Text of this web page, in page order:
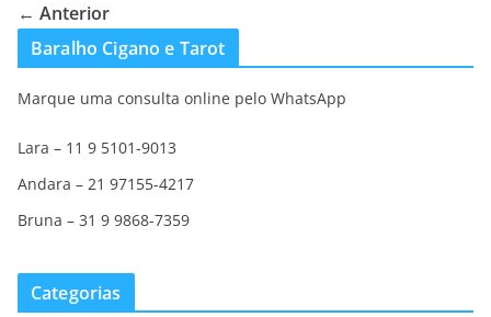
← Anterior
Baralho Cigano e Tarot
Marque uma consulta online pelo WhatsApp
Lara – 11 9 5101-9013
Andara – 21 97155-4217
Bruna – 31 9 9868-7359
Categorias